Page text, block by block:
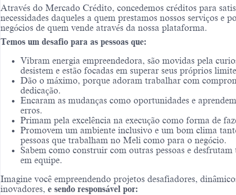
Através do Mercado Crédito, concedemos créditos para
necessidades daqueles a quem prestamos nossos serviços e
negócios de quem vende através da nossa plataforma.
Temos um desafio para as pessoas que:
Vibram energia empreendedora, são movidas pela
desistem e estão focadas em superar seus próprios
Dão o máximo, porque adoram trabalhar com
dedicação.
Encaram as mudanças como oportunidades e
erros.
Primam pela excelência na execução como forma de
Promovem um ambiente inclusivo e um bom clima
pessoas que trabalham no Meli como para o negócio.
Sabem como construir com outras pessoas e
em equipe.
Imagine você empreendendo projetos desafiadores,
inovadores, e sendo responsável por: